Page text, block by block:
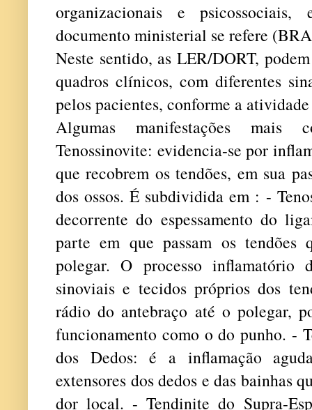
organizacionais e
documento ministerial se refere
Neste sentido, as LER/DORT,
quadros clínicos, com diferentes
pelos pacientes, conforme a
Algumas manifestações mais
Tenossinovite: evidencia-se por
que recobrem os tendões, em sua
dos ossos. É subdividida em : -
decorrente do espessamento do
parte em que passam os tendões
polegar. O processo
sinoviais e tecidos próprios dos
rádio do antebraço até o polegar,
funcionamento como o do punho. -
dos Dedos: é a inflamação
extensores dos dedos e das bainhas
dor local. - Tendinite do Supra-